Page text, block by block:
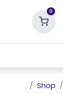
0
Shop